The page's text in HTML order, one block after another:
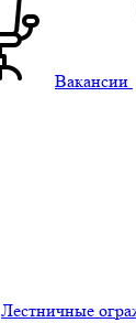
Вакансии
Лестничные